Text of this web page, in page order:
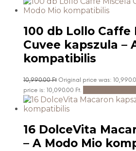
100 db Lollo Caffe
Cuvee kapszula –
kompatibilis
10,990.00Ft Original price was:
price is: 10,090.00 Ft.
16 DolceVita
– A Modo Mio